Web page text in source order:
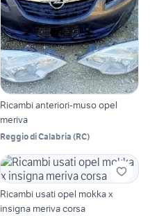
Ricambi anteriori-muso opel
meriva
Reggio di Calabria (RC)
Ricambi usati opel mokka x
insigna meriva corsa